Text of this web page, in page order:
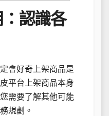
認識各
會好奇上架商品是
平台上架商品本身
需要了解其他可能
規劃。